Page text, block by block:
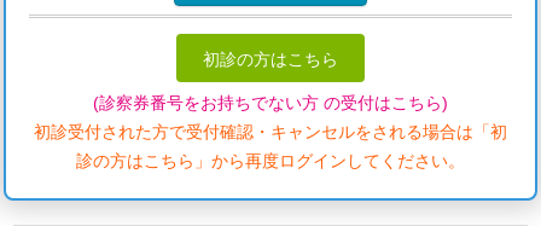
初診の方はこちら
(診察券番号をお持ちでない方 の受付はこちら)
初診受付された方で受付確認・キャンセルをされる場合は「初
診の方はこちら」から再度ログインしてください。